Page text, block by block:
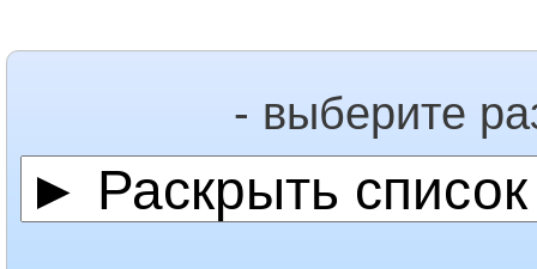
- выберите